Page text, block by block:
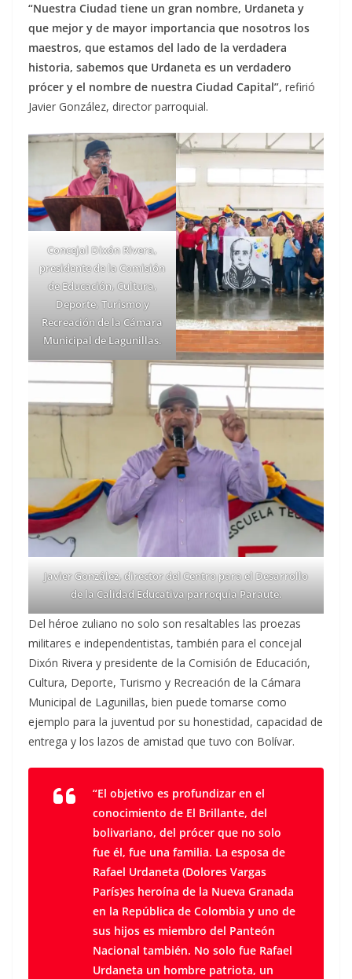
“Nuestra Ciudad tiene un gran nombre, Urdaneta y
que mejor y de mayor importancia que nosotros los
maestros, que estamos del lado de la verdadera
historia, sabemos que Urdaneta es un verdadero
prócer y el nombre de nuestra Ciudad Capital”, refirió
Javier González, director parroquial.
Concejal Dixón Rivera,
presidente de la Comisión
de Educación, Cultura,
Deporte, Turismo y
Recreación de la Cámara
Municipal de Lagunillas.
Javier González, director del Centro para el Desarrollo
de la Calidad Educativa parroquia Paraute.
Del héroe zuliano no solo son resaltables las proezas
militares e independentistas, también para el concejal
Dixón Rivera y presidente de la Comisión de Educación,
Cultura, Deporte, Turismo y Recreación de la Cámara
Municipal de Lagunillas, bien puede tomarse como
ejemplo para la juventud por su honestidad, capacidad de
entrega y los lazos de amistad que tuvo con Bolívar.
“El objetivo es profundizar en el
conocimiento de El Brillante, del
bolivariano, del prócer que no solo
fue él, fue una familia. La esposa de
Rafael Urdaneta (Dolores Vargas
París)es heroína de la Nueva Granada
en la República de Colombia y uno de
sus hijos es miembro del Panteón
Nacional también. No solo fue Rafael
Urdaneta un hombre patriota, un